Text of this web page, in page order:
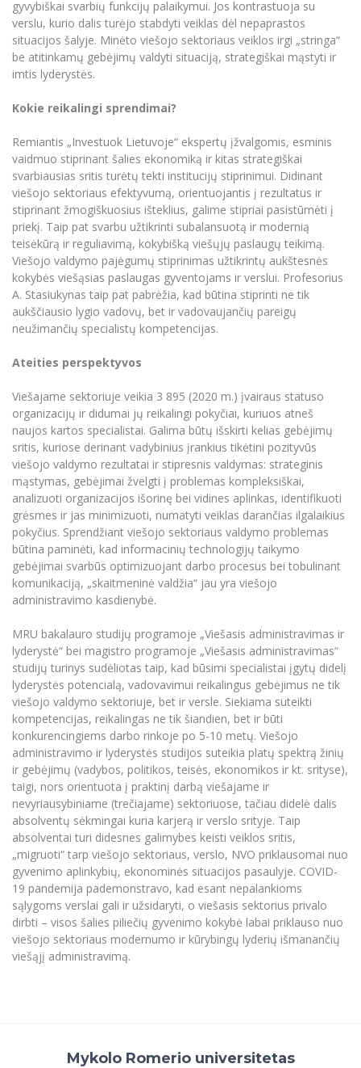
gyvybiškai svarbių funkcijų palaikymui. Jos kontrastuoja su
verslu, kurio dalis turėjo stabdyti veiklas dėl nepaprastos
situacijos šalyje. Minėto viešojo sektoriaus veiklos irgi „stringa“
be atitinkamų gebėjimų valdyti situaciją, strategiškai mąstyti ir
imtis lyderystės.
Kokie reikalingi sprendimai?
Remiantis „Investuok Lietuvoje“ ekspertų įžvalgomis, esminis
vaidmuo stiprinant šalies ekonomiką ir kitas strategiškai
svarbiausias sritis turėtų tekti institucijų stiprinimui. Didinant
viešojo sektoriaus efektyvumą, orientuojantis į rezultatus ir
stiprinant žmogiškuosius išteklius, galime stipriai pasistūmėti į
priekį. Taip pat svarbu užtikrinti subalansuotą ir modernią
teisėkūrą ir reguliavimą, kokybišką viešųjų paslaugų teikimą.
Viešojo valdymo pajėgumų stiprinimas užtikrintų aukštesnės
kokybės viešąsias paslaugas gyventojams ir verslui. Profesorius
A. Stasiukynas taip pat pabrėžia, kad būtina stiprinti ne tik
aukščiausio lygio vadovų, bet ir vadovaujančių pareigų
neužimančių specialistų kompetencijas.
Ateities perspektyvos
Viešajame sektoriuje veikia 3 895 (2020 m.) įvairaus statuso
organizacijų ir didumai jų reikalingi pokyčiai, kuriuos atneš
naujos kartos specialistai. Galima būtų išskirti kelias gebėjimų
sritis, kuriose derinant vadybinius įrankius tikėtini pozityvūs
viešojo valdymo rezultatai ir stipresnis valdymas: strateginis
mąstymas, gebėjimai žvelgti į problemas kompleksiškai,
analizuoti organizacijos išorinę bei vidines aplinkas, identifikuoti
grėsmes ir jas minimizuoti, numatyti veiklas darančias ilgalaikius
pokyčius. Sprendžiant viešojo sektoriaus valdymo problemas
būtina paminėti, kad informacinių technologijų taikymo
gebėjimai svarbūs optimizuojant darbo procesus bei tobulinant
komunikaciją, „skaitmeninė valdžia“ jau yra viešojo
administravimo kasdienybė.
MRU bakalauro studijų programoje „Viešasis administravimas ir
lyderystė“ bei magistro programoje „Viešasis administravimas“
studijų turinys sudėliotas taip, kad būsimi specialistai įgytų didelį
lyderystės potencialą, vadovavimui reikalingus gebėjimus ne tik
viešojo valdymo sektoriuje, bet ir versle. Siekiama suteikti
kompetencijas, reikalingas ne tik šiandien, bet ir būti
konkurencingiems darbo rinkoje po 5-10 metų. Viešojo
administravimo ir lyderystės studijos suteikia platų spektrą žinių
ir gebėjimų (vadybos, politikos, teisės, ekonomikos ir kt. srityse),
taigi, nors orientuota į praktinį darbą viešajame ir
nevyriausybiniame (trečiajame) sektoriuose, tačiau didelė dalis
absolventų sėkmingai kuria karjerą ir verslo srityje. Taip
absolventai turi didesnes galimybes keisti veiklos sritis,
„migruoti“ tarp viešojo sektoriaus, verslo, NVO priklausomai nuo
gyvenimo aplinkybių, ekonominės situacijos pasaulyje. COVID-
19 pandemija pademonstravo, kad esant nepalankioms
sąlygoms verslai gali ir užsidaryti, o viešasis sektorius privalo
dirbti – visos šalies piliečių gyvenimo kokybė labai priklauso nuo
viešojo sektoriaus modernumo ir kūrybingų lyderių išmanančių
viešąjį administravimą.
Mykolo Romerio universitetas